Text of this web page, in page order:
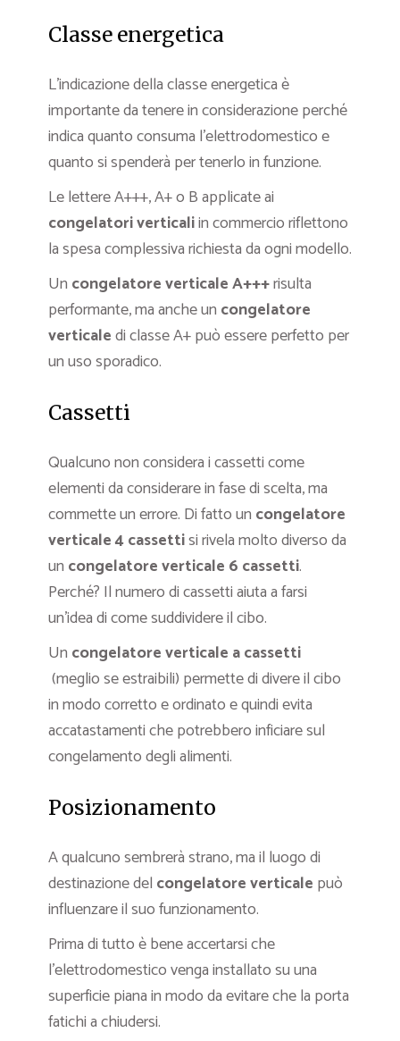
Classe energetica
L’indicazione della classe energetica è
importante da tenere in considerazione perché
indica quanto consuma l’elettrodomestico e
quanto si spenderà per tenerlo in funzione.
Le lettere A+++, A+ o B applicate ai
congelatori verticaliin commercio riflettono
la spesa complessiva richiesta da ogni modello.
Un congelatore verticale A+++risulta
performante, ma anche un congelatore
verticaledi classe A+ può essere perfetto per
un uso sporadico.
Cassetti
Qualcuno non considera i cassetti come
elementi da considerare in fase di scelta, ma
commette un errore. Di fatto un congelatore
verticale 4 cassettisi rivela molto diverso da
un congelatore verticale 6 cassetti.
Perché? Il numero di cassetti aiuta a farsi
un’idea di come suddividere il cibo.
Un congelatore verticale a cassetti
(meglio se estraibili) permette di divere il cibo
in modo corretto e ordinato e quindi evita
accatastamenti che potrebbero inficiare sul
congelamento degli alimenti.
Posizionamento
A qualcuno sembrerà strano, ma il luogo di
destinazione del congelatore verticale può
influenzare il suo funzionamento.
Prima di tutto è bene accertarsi che
l’elettrodomestico venga installato su una
superficie piana in modo da evitare che la porta
fatichi a chiudersi.